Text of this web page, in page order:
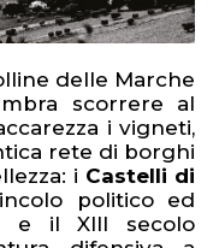
delle Marche
scorrere al
i vigneti,
rete di borghi
i Castelli di
politico ed
e il XIII secolo